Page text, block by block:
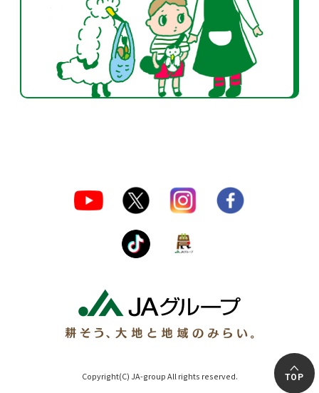
Copyright(C) JA-group All rights reserved. TOP